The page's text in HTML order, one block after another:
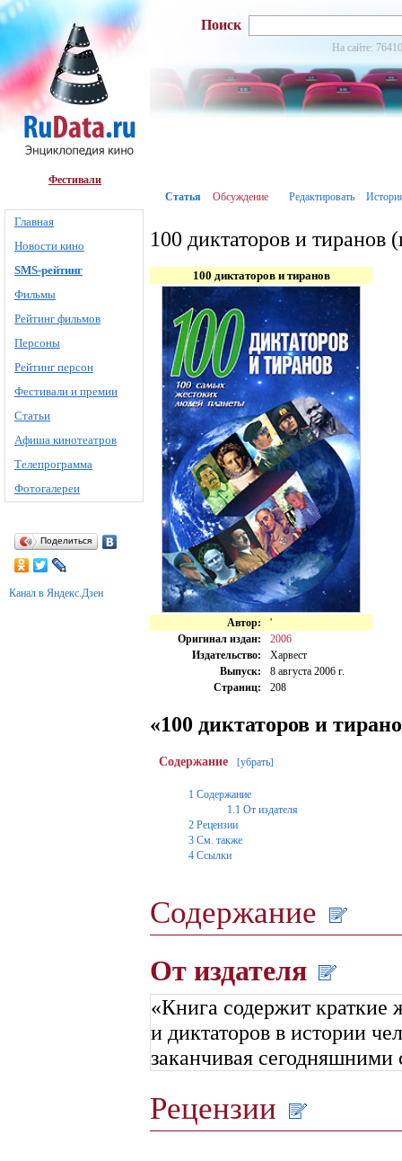
Фестивали
Главная
Новости кино
SMS-рейтинг
Фильмы
Рейтинг фильмов
Персоны
Рейтинг персон
Фестивали и премии
Статьи
Афиша кинотеатров
Телепрограмма
Фотогалереи
Поделиться
Канал в Яндекс.Дзен
Поиск
На сайте:
Статья Обсуждение Редактировать
100 диктаторов и тиранов
100 диктаторов и тиранов
Автор:
'
Оригинал издан:
2006
Издательство:
Харвест
Выпуск:
8 августа 2006 г.
Страниц:
208
«100 диктаторов и
Содержание [убрать]
1 Содержание
1.1 От издателя
2 Рецензии
3 См. также
4 Ссылки
Содержание
От издателя
«Книга содержит краткие
и диктаторов в истории
заканчивая
Рецензии